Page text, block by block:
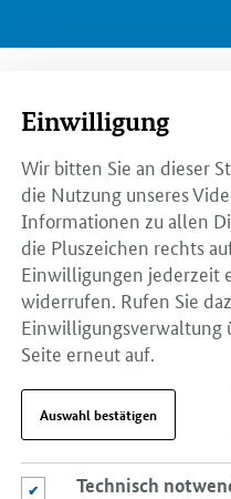
Einwilligung
Wir bitten Sie an dieser
die Nutzung unseres
Informationen zu allen
die Pluszeichen rechts
Einwilligungen jederzeit
widerrufen. Rufen Sie
Einwilligungsverwaltung
Seite erneut auf.
Auswahl bestätigen
Technisch
Technisch